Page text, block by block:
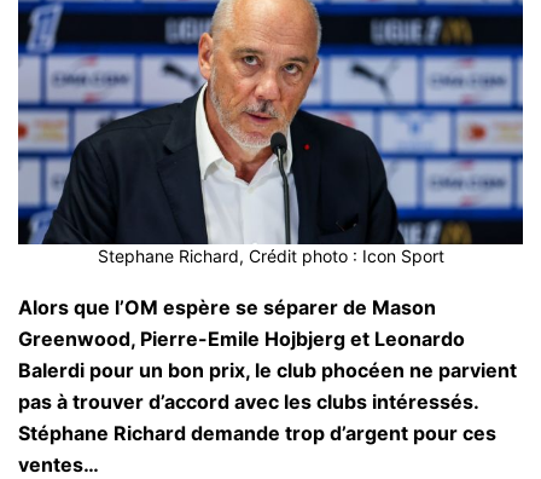
Stephane Richard, Crédit photo : Icon Sport
Alors que l’OM espère se séparer de Mason
Greenwood, Pierre-Emile Hojbjerg et Leonardo
Balerdi pour un bon prix, le club phocéen ne parvient
pas à trouver d’accord avec les clubs intéressés.
Stéphane Richard demande trop d’argent pour ces
ventes…